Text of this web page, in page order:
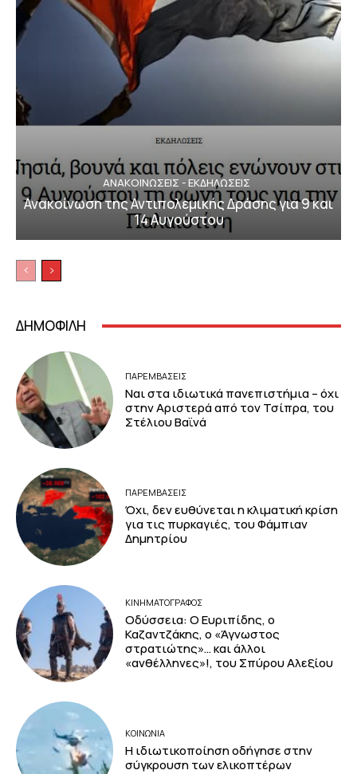
ΑΝΑΚΟΙΝΩΣΕΙΣ - ΕΚΔΗΛΩΣΕΙΣ
Ανακοίνωση της Αντιπολεμικής Δράσης για 9 και
14 Αυγούστου
ΔΗΜΟΦΙΛΗ
ΠΑΡΕΜΒΑΣΕΙΣ
Ναι στα ιδιωτικά πανεπιστήμια – όχι
στην Αριστερά από τον Τσίπρα, του
Στέλιου Βαϊνά
ΠΑΡΕΜΒΑΣΕΙΣ
Όχι, δεν ευθύνεται η κλιματική κρίση
για τις πυρκαγιές, του Φάμπιαν
Δημητρίου
ΚΙΝΗΜΑΤΟΓΡΆΦΟΣ
Οδύσσεια: Ο Ευριπίδης, ο
Καζαντζάκης, ο «Άγνωστος
στρατιώτης»… και άλλοι
«ανθέλληνες»!, του Σπύρου Αλεξίου
ΚΟΙΝΩΝΙΑ
Η ιδιωτικοποίηση οδήγησε στην
σύγκρουση των ελικοπτέρων